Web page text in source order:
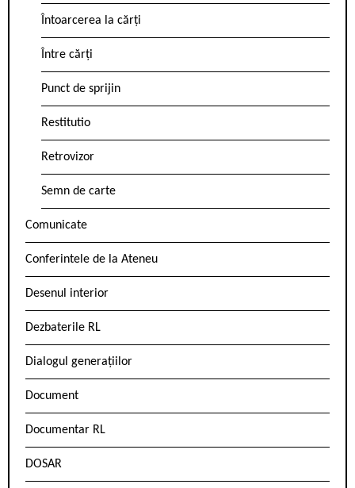
Întoarcerea la cărți
Între cărți
Punct de sprijin
Restitutio
Retrovizor
Semn de carte
Comunicate
Conferintele de la Ateneu
Desenul interior
Dezbaterile RL
Dialogul generațiilor
Document
Documentar RL
DOSAR